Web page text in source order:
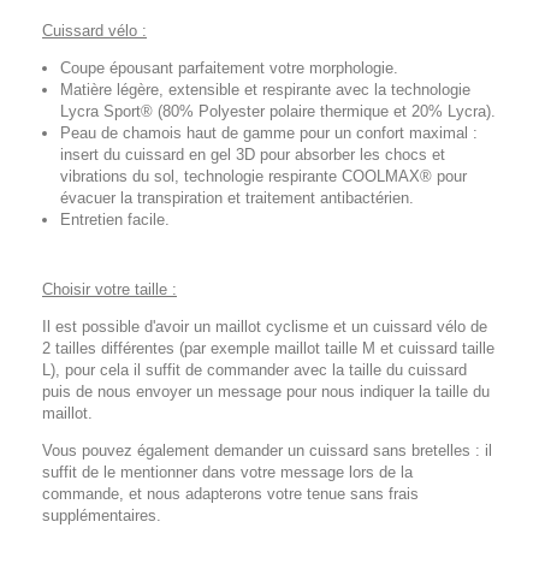
Cuissard vélo :
Coupe épousant parfaitement votre morphologie.
Matière légère, extensible et respirante avec la technologie
Lycra Sport® (80% Polyester polaire thermique et 20% Lycra).
Peau de chamois haut de gamme pour un confort maximal :
insert du cuissard en gel 3D pour absorber les chocs et
vibrations du sol, technologie respirante COOLMAX® pour
évacuer la transpiration et traitement antibactérien.
Entretien facile.
Choisir votre taille :
Il est possible d'avoir un maillot cyclisme et un cuissard vélo de
2 tailles différentes (par exemple maillot taille M et cuissard taille
L), pour cela il suffit de commander avec la taille du cuissard
puis de nous envoyer un message pour nous indiquer la taille du
maillot.
Vous pouvez également demander un cuissard sans bretelles : il
suffit de le mentionner dans votre message lors de la
commande, et nous adapterons votre tenue sans frais
supplémentaires.